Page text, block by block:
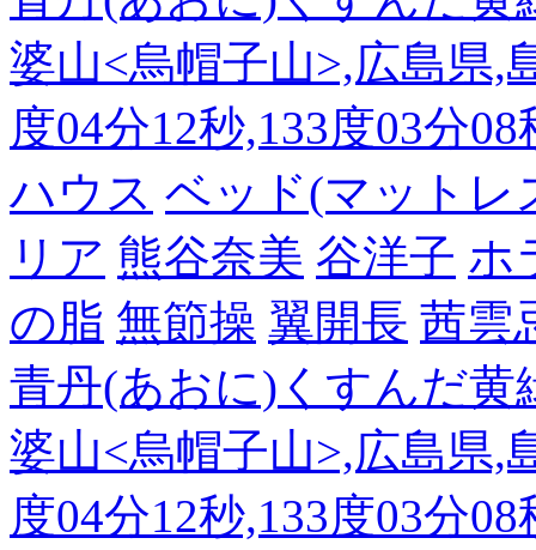
婆山<烏帽子山>,広島県,
度04分12秒,133度03分
ハウス ベッド(マットレ
リア 熊谷奈美 谷洋子 ホ
の脂 無節操 翼開長 茜雲
青丹(あおに)くすんだ黄
婆山<烏帽子山>,広島県,
度04分12秒,133度03分